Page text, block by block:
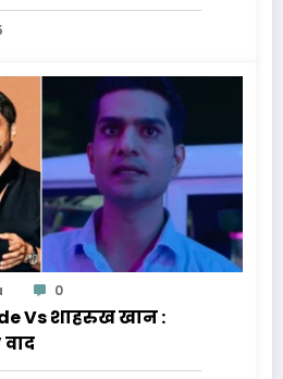
0
Vs शाहरुख खान :